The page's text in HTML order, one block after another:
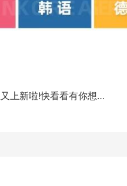
23fall 英国硕士专业又上新啦!快看看有你想pi...